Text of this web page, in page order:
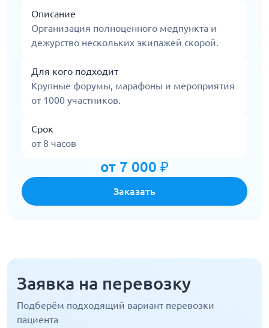
Описание
Организация полноценного медпункта и
дежурство нескольких экипажей скорой.
Для кого подходит
Крупные форумы, марафоны и мероприятия
от 1000 участников.
Срок
от 8 часов
от 7 000 ₽
Заказать
Заявка на перевозку
Подберём подходящий вариант перевозки
пациента